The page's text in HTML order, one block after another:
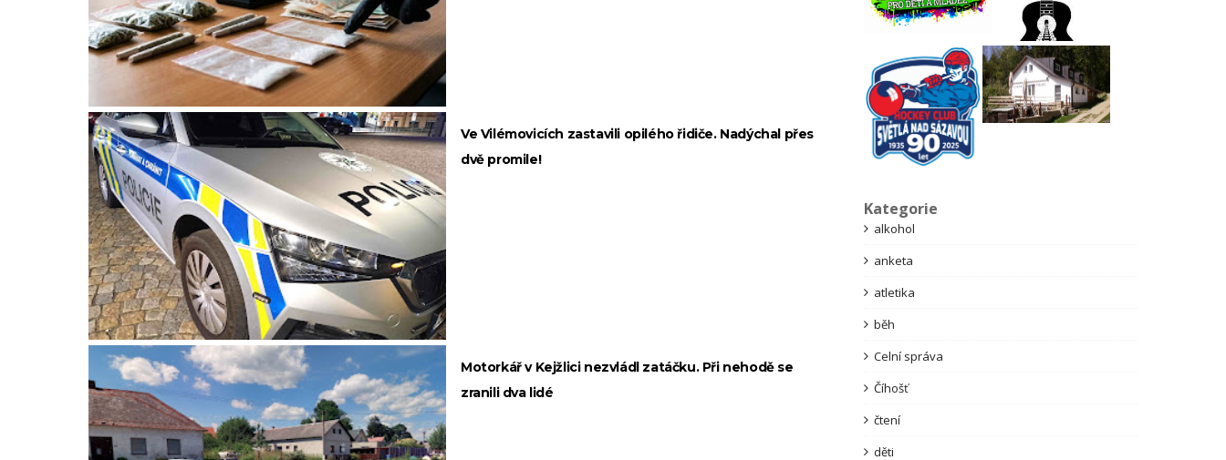
Ve Vilémovicích zastavili opilého řidiče. Nadýchal přes
dvě promile!
Motorkář v Kejžlici nezvládl zatáčku. Při nehodě se
zranili dva lidé
Kategorie
alkohol
anketa
atletika
běh
Celní správa
Číhošť
čtení
děti